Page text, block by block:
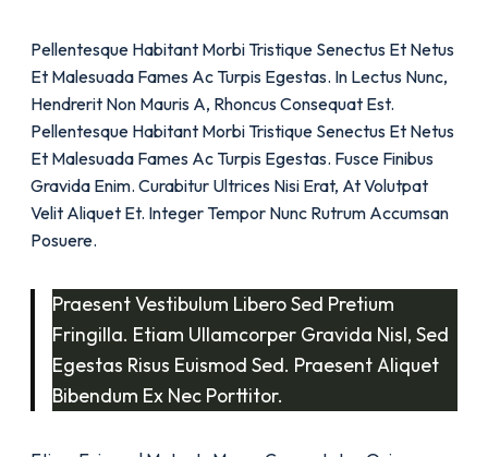
Pellentesque Habitant Morbi Tristique Senectus Et Netus
Et Malesuada Fames Ac Turpis Egestas. In Lectus Nunc,
Hendrerit Non Mauris A, Rhoncus Consequat Est.
Pellentesque Habitant Morbi Tristique Senectus Et Netus
Et Malesuada Fames Ac Turpis Egestas. Fusce Finibus
Gravida Enim. Curabitur Ultrices Nisi Erat, At Volutpat
Velit Aliquet Et. Integer Tempor Nunc Rutrum Accumsan
Posuere.
Praesent Vestibulum Libero Sed Pretium
Fringilla. Etiam Ullamcorper Gravida Nisl, Sed
Egestas Risus Euismod Sed. Praesent Aliquet
Bibendum Ex Nec Porttitor.